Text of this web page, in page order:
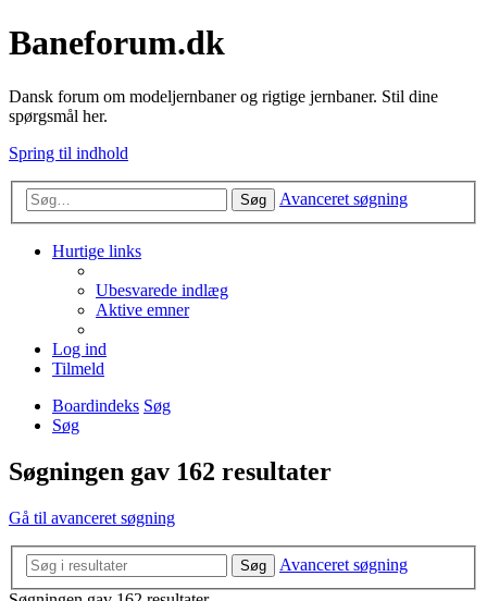
Baneforum.dk
Dansk forum om modeljernbaner og rigtige jernbaner. Stil dine
spørgsmål her.
Spring til indhold
Søg Avanceret søgning
Hurtige links
Ubesvarede indlæg
Aktive emner
Log ind
Tilmeld
Boardindeks Søg
Søg
Søgningen gav 162 resultater
Gå til avanceret søgning
Søg
Avanceret søgning